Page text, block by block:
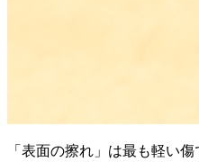
「表面の擦れ」は最も軽い